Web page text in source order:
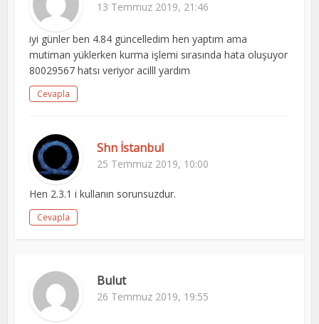
13 Temmuz 2019, 21:46
iyi günler ben 4.84 güncelledim hen yaptım ama
mutiman yüklerken kurma işlemi sırasında hata oluşuyor
80029567 hatsı veriyor acilll yardım
Cevapla
Shn İstanbul
25 Temmuz 2019, 10:00
Hen 2.3.1 i kullanın sorunsuzdur.
Cevapla
Bulut
26 Temmuz 2019, 19:55